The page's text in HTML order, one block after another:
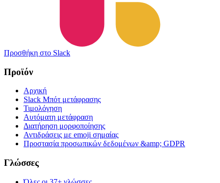
Προσθήκη στο Slack
Προϊόν
Αρχική
Slack Μπότ μετάφρασης
Τιμολόγηση
Αυτόματη μετάφραση
Διατήρηση μορφοποίησης
Αντιδράσεις με emoji σημαίας
Προστασία προσωπικών δεδομένων &amp; GDPR
Γλώσσες